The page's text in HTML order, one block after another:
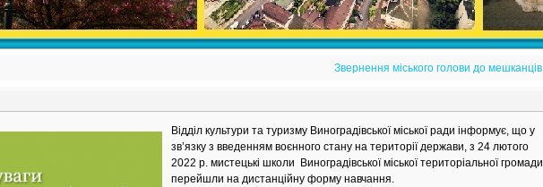
Звернення міського голови до мешканців
Відділ культури та туризму Виноградівської міської ради інформує, що у
зв’язку з введенням воєнного стану на території держави, з 24 лютого
2022 р. мистецькі школи Виноградівської міської територіальної громади
перейшли на дистанційну форму навчання.